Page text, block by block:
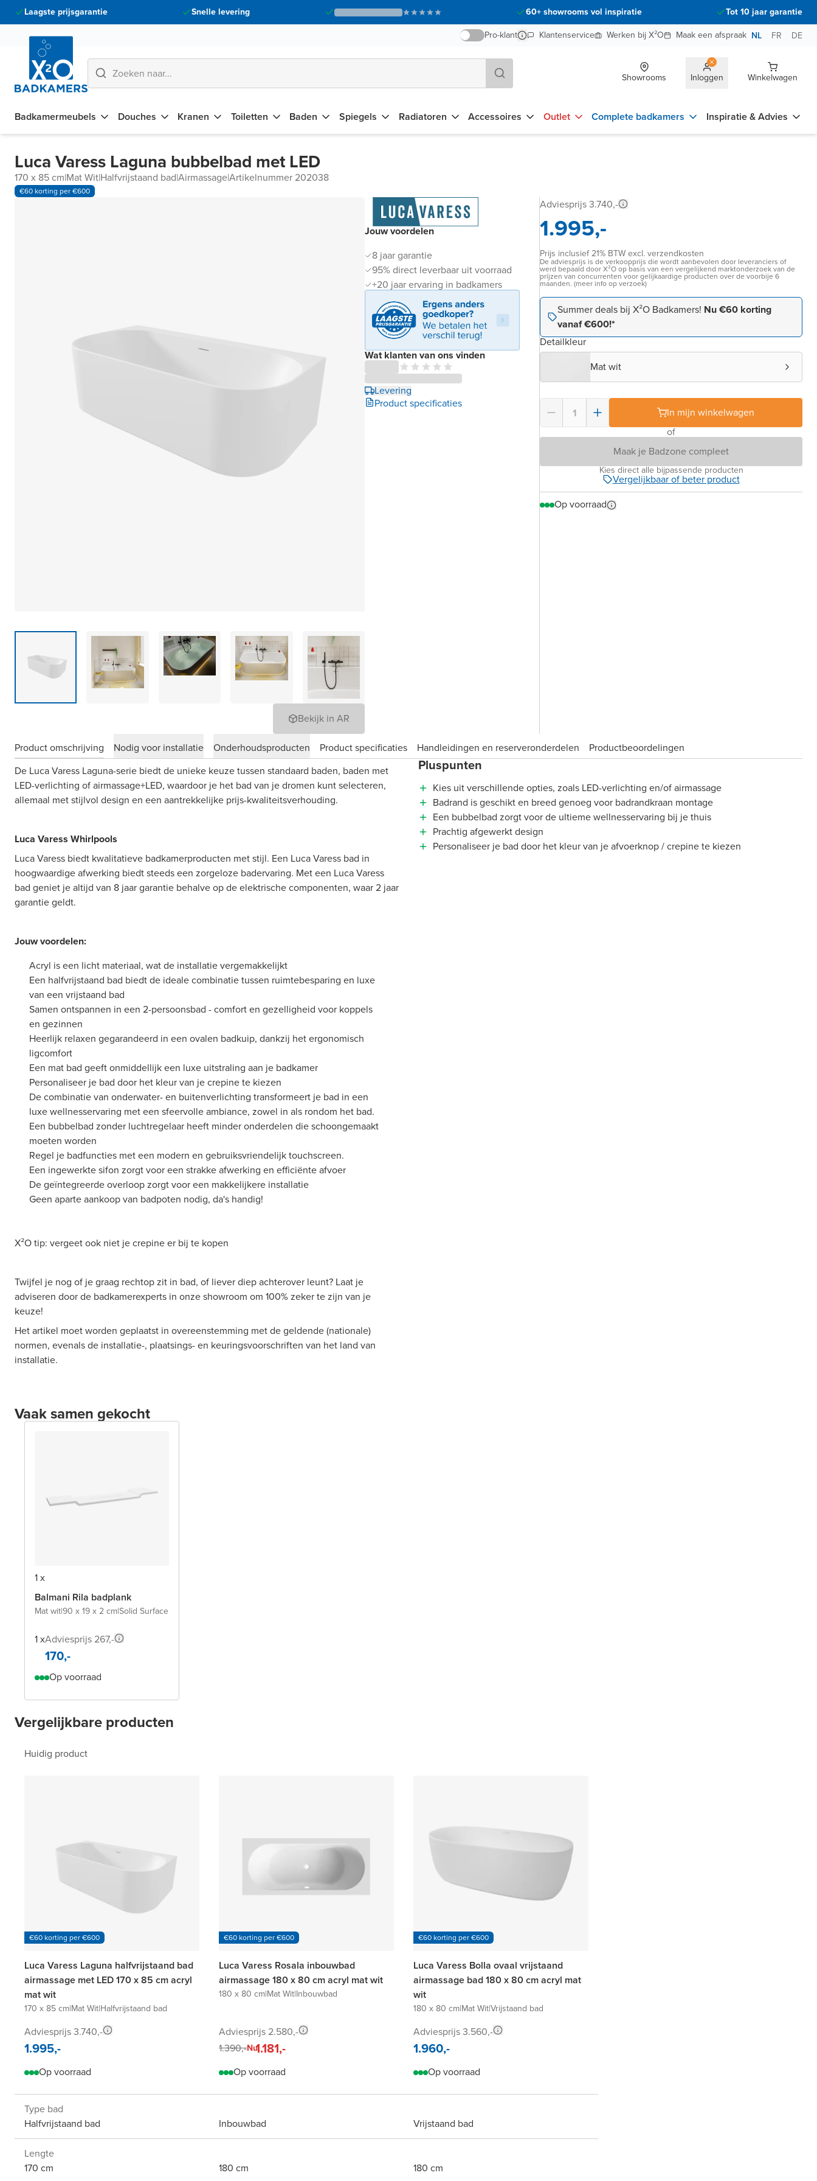
Laagste prijsgarantie Snelle levering 60+ showrooms vol inspiratie
Tot 10 jaar garantie
Pro-klant
Klantenservice Werken bij X²O Maak een afspraak NL FR DE
Showrooms Inloggen Winkelwagen
Badkamermeubels Douches Kranen Toiletten Baden Spiegels Radiatoren Accessoires Outlet Complete badkamers Inspiratie & Advies
Luca Varess Laguna bubbelbad met LED
170 x 85 cm|Mat Wit|Halfvrijstaand bad|Airmassage|Artikelnummer 202038
€60 korting per €600
Bekijk in AR
Jouw voordelen
8 jaar garantie
95% direct leverbaar uit voorraad
+20 jaar ervaring in badkamers
Wat klanten van ons vinden
Levering
Product specificaties
Adviesprijs 3.740,-
1.995,-
Prijs inclusief 21% BTW excl. verzendkosten
De adviesprijs is de verkoopprijs die wordt aanbevolen door leveranciers of
werd bepaald door X²O op basis van een vergelijkend marktonderzoek van de
prijzen van concurrenten voor gelijkaardige producten over de voorbije 6
maanden. (meer info op verzoek)
Summer deals bij X²O Badkamers! Nu €60 korting
vanaf €600!*
Detailkleur
Mat wit
In mijn winkelwagen
of
Maak je Badzone compleet
Kies direct alle bijpassende producten
Vergelijkbaar of beter product
Op voorraad
Product omschrijving Nodig voor installatie Onderhoudsproducten Product specificaties Handleidingen en reserveronderdelen
Product­beoordelingen
De Luca Varess Laguna-serie biedt de unieke keuze tussen standaard baden, baden met
LED-verlichting of airmassage+LED, waardoor je het bad van je dromen kunt selecteren,
allemaal met stijlvol design en een aantrekkelijke prijs-kwaliteitsverhouding.
Luca Varess Whirlpools
Luca Varess biedt kwalitatieve badkamerproducten met stijl. Een Luca Varess bad in
hoogwaardige afwerking biedt steeds een zorgeloze badervaring. Met een Luca Varess
bad geniet je altijd van 8 jaar garantie behalve op de elektrische componenten, waar 2 jaar
garantie geldt.
Jouw voordelen:
Acryl is een licht materiaal, wat de installatie vergemakkelijkt
Een halfvrijstaand bad biedt de ideale combinatie tussen ruimtebesparing en luxe
van een vrijstaand bad
Samen ontspannen in een 2-persoonsbad - comfort en gezelligheid voor koppels
en gezinnen
Heerlijk relaxen gegarandeerd in een ovalen badkuip, dankzij het ergonomisch
ligcomfort
Een mat bad geeft onmiddellijk een luxe uitstraling aan je badkamer
Personaliseer je bad door het kleur van je crepine te kiezen
De combinatie van onderwater- en buitenverlichting transformeert je bad in een
luxe wellnesservaring met een sfeervolle ambiance, zowel in als rondom het bad.
Een bubbelbad zonder luchtregelaar heeft minder onderdelen die schoongemaakt
moeten worden
Regel je badfuncties met een modern en gebruiksvriendelijk touchscreen.
Een ingewerkte sifon zorgt voor een strakke afwerking en efficiënte afvoer
De geïntegreerde overloop zorgt voor een makkelijkere installatie
Geen aparte aankoop van badpoten nodig, da's handig!
X²O tip: vergeet ook niet je crepine er bij te kopen
Twijfel je nog of je graag rechtop zit in bad, of liever diep achterover leunt? Laat je
adviseren door de badkamerexperts in onze showroom om 100% zeker te zijn van je
keuze!
Het artikel moet worden geplaatst in overeenstemming met de geldende (nationale)
normen, evenals de installatie-, plaatsings- en keuringsvoorschriften van het land van
installatie.
Pluspunten
Kies uit verschillende opties, zoals LED-verlichting en/of airmassage
Badrand is geschikt en breed genoeg voor badrandkraan montage
Een bubbelbad zorgt voor de ultieme wellnesservaring bij je thuis
Prachtig afgewerkt design
Personaliseer je bad door het kleur van je afvoerknop / crepine te kiezen
Vaak samen gekocht
1 x
Balmani Rila badplank
Mat wit|90 x 19 x 2 cm|Solid Surface
1 xAdviesprijs 267,-
170,-
Op voorraad
Vergelijkbare producten
Huidig product
€60 korting per €600
Luca Varess Laguna halfvrijstaand bad
airmassage met LED 170 x 85 cm acryl
mat wit
170 x 85 cm|Mat Wit|Halfvrijstaand bad
Adviesprijs 3.740,-
1.995,-
Op voorraad
€60 korting per €600
Luca Varess Rosala inbouwbad
airmassage 180 x 80 cm acryl mat wit
180 x 80 cm|Mat Wit|Inbouwbad
Adviesprijs 2.580,-
1.390,-Nu1.181,-
Op voorraad
€60 korting per €600
Luca Varess Bolla ovaal vrijstaand
airmassage bad 180 x 80 cm acryl mat
wit
180 x 80 cm|Mat Wit|Vrijstaand bad
Adviesprijs 3.560,-
1.960,-
Op voorraad
Type bad
Halfvrijstaand bad
Inbouwbad Vrijstaand bad
Lengte
170 cm
180 cm 180 cm